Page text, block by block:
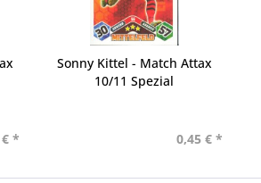
*
Sonny Kittel - Match Attax
10/11 Spezial
0,45 € *